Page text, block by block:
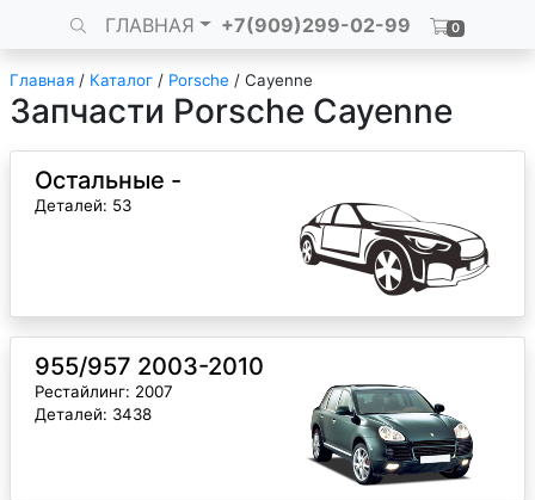
ГЛАВНАЯ +7(909)299-02-99 0
Главная / Каталог / Porsche / Cayenne
Запчасти Porsche Cayenne
Остальные -
Деталей: 53
955/957 2003-2010
Рестайлинг: 2007
Деталей: 3438